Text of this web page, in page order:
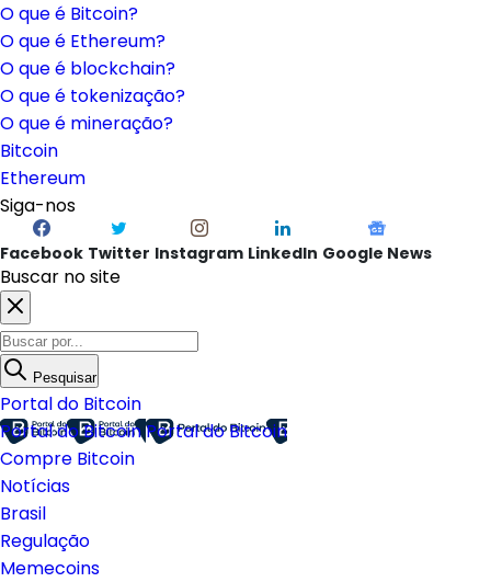
O que é Bitcoin?
O que é Ethereum?
O que é blockchain?
O que é tokenização?
O que é mineração?
Bitcoin
Ethereum
Siga-nos
Facebook Twitter Instagram LinkedIn Google News
Buscar no site
Pesquisar
Portal do Bitcoin
Portal do BitcoinPortal do Bitcoin
Compre Bitcoin
Notícias
Brasil
Regulação
Memecoins